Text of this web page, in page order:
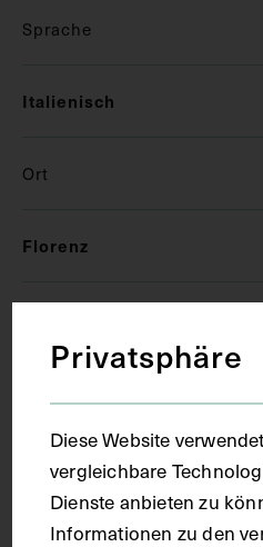
Sprache
Italienisch
Ort
Florenz
Technik
Handschrift
Privatsphäre
Diese Website
vergleichbare
Dienste anbieten zu
Informationen zu den